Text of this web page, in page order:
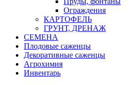
Ограждения
КАРТОФЕЛЬ
ГРУНТ, ДРЕНАЖ
СЕМЕНА
Плодовые саженцы
Декоративные саженцы
Агрохимия
Инвентарь